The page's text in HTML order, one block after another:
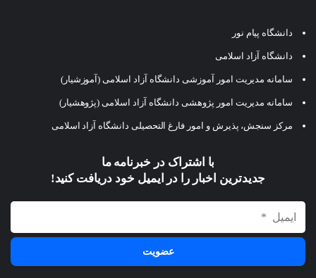
دانشگاه پیام نور
دانشگاه آزاد اسلامی
سامانه مدیریت امور آموزشی دانشگاه آزاد اسلامی (آموزشیار)
سامانه مدیریت امور پژوهشی دانشگاه آزاد اسلامی (پژوهشیار)
مرکز سنجش، پذیرش و امور فارغ التحصیلی دانشگاه آزاد اسلامی
با اشتراک در خبرنامه ما
جدیدترین اخبار را در ایمیل خود دریافت کنید!